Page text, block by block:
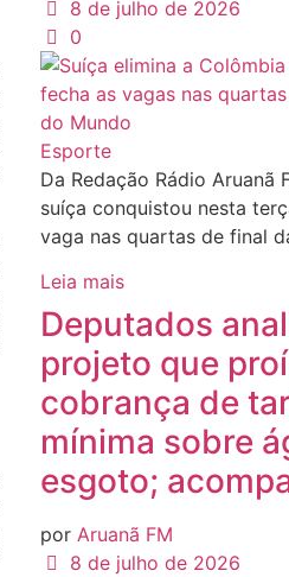
8 de julho de 2026
0
Esporte
Da Redação Rádio Aruanã
suíça conquistou nesta
vaga nas quartas de final
Leia mais
Deputados
projeto que
cobrança de
mínima sobre
esgoto;
por Aruanã FM
8 de julho de 2026